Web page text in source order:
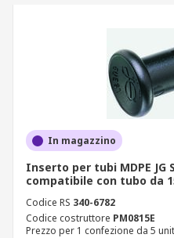
In magazzino
Inserto per tubi MDPE JG
compatibile con tubo da
Codice RS 340-6782
Codice costruttore PM0815E
Prezzo per 1 confezione da 5